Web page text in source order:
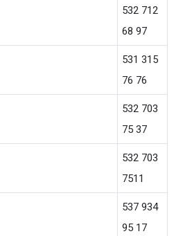
532 712
68 97
531 315
76 76
532 703
75 37
532 703
7511
537 934
95 17